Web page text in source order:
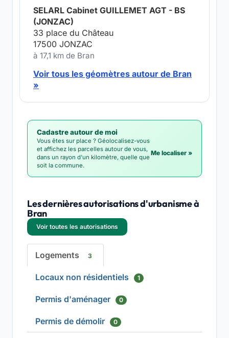
SELARL Cabinet GUILLEMET AGT - BS
(JONZAC)
33 place du Château
17500 JONZAC
à 17,1 km de Bran
Voir tous les géomètres autour de Bran
»
Cadastre autour de moi
Vous êtes sur place ? Géolocalisez-vous
et affichez les parcelles autour de vous,
dans un rayon d'un kilomètre, quelle que
soit la commune.
Me localiser »
Les dernières autorisations d'urbanisme à
Bran
Voir toutes les autorisations
Logements 3
Locaux non résidentiels 1
Permis d'aménager 0
Permis de démolir 0